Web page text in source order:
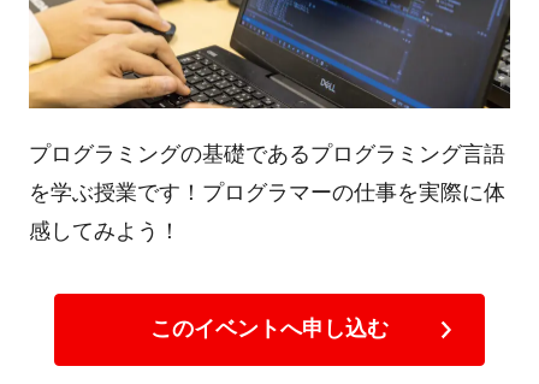
プログラミングの基礎であるプログラミング言語
を学ぶ授業です！プログラマーの仕事を実際に体
感してみよう！
このイベントへ申し込む